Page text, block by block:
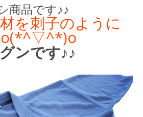
商品です♪♪
を刺子のように
o(*^▽^*)o
ンです♪♪